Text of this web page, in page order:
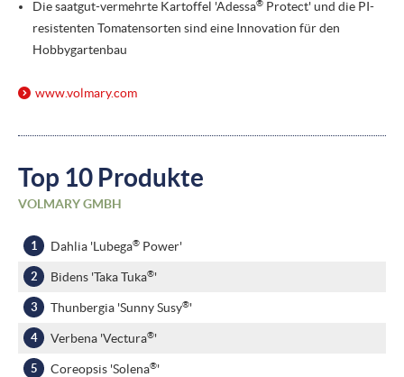
Die saatgut-vermehrte Kartoffel 'Adessa® Protect' und die PI-
resistenten Tomatensorten sind eine Innovation für den
Hobbygartenbau
www.volmary.com
Top 10 Produkte
VOLMARY GMBH
Dahlia 'Lubega® Power'
Bidens 'Taka Tuka®'
Thunbergia 'Sunny Susy®'
Verbena 'Vectura®'
Coreopsis 'Solena®'